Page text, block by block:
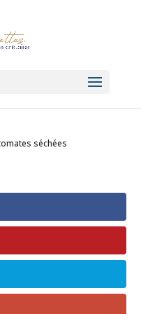
séchées